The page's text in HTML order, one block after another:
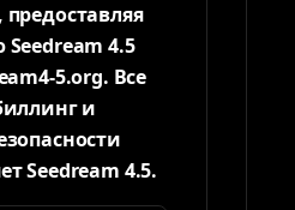
4.5
5.org. Все
и
Seedream 4.5.